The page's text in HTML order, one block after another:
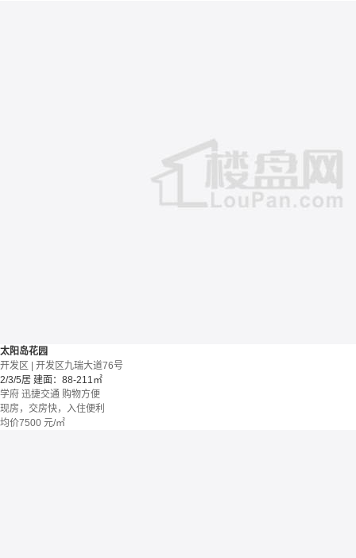
太阳岛花园
开发区 | 开发区九瑞大道76号
2/3/5居 建面：88-211㎡
学府 迅捷交通 购物方便
现房，交房快，入住便利
均价7500 元/㎡